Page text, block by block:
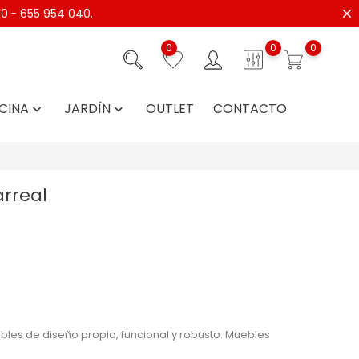
- 655 954 040.
0 0 0
 JARDÍN  OUTLET CONTACTO
de diseño propio, funcional y robusto. Muebles